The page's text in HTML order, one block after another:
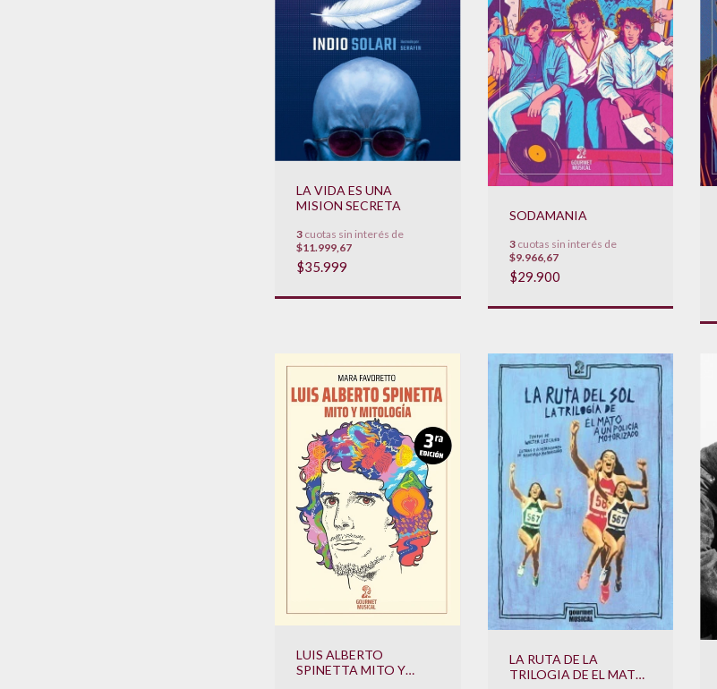
LA VIDA ES UNA
MISION SECRETA
3 cuotas sin interés de
$11.999,67
$35.999
SODAMANIA
3cuotas sin interés de
$9.966,67
$29.900
LUIS ALBERTO
SPINETTA MITO Y
LA RUTA DE LA
TRILOGIA DE EL MATO